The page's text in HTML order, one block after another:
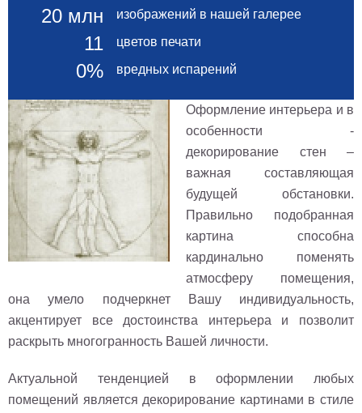
20 млн изображений в нашей галерее
11 цветов печати
0% вредных испарений
Оформление интерьера и в
особенности -
декорирование стен –
важная составляющая
будущей обстановки.
Правильно подобранная
картина способна
кардинально поменять
атмосферу помещения,
она умело подчеркнет Вашу индивидуальность,
акцентирует все достоинства интерьера и позволит
раскрыть многогранность Вашей личности.
Актуальной тенденцией в оформлении любых
помещений является декорирование картинами в стиле